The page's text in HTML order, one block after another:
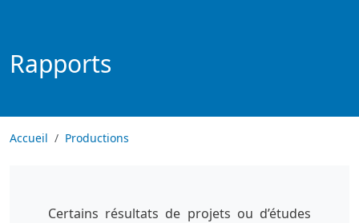
Rapports
Accueil Productions
Certains résultats de projets ou d’études